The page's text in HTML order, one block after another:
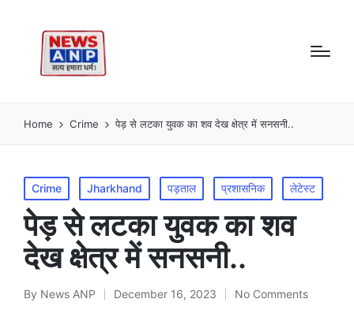
Home Crime पेड़ से लटका युवक का शव देख क्षेत्र में सनसनी..
Posted
in
Crime Jharkhand पड़ताल प्रशासनिक लेटेस्ट
पेड़ से लटका युवक का शव
देख क्षेत्र में सनसनी..
Posted
By News ANP December 16, 2023 No Comments